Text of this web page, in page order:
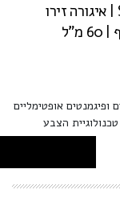
SCHWARZKOPF IGORA ZERO AMM | איגורה זירו
אופטימליים
הצבע